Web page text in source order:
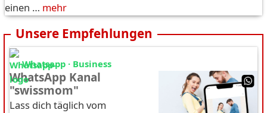
einen … mehr
Unsere Empfehlungen
Whatsapp · Business
WhatsApp Kanal
"swissmom"
Lass dich täglich vom